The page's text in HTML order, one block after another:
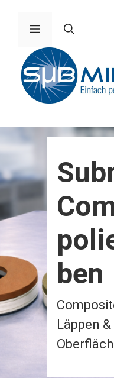
springen Menü
ben
Läppen